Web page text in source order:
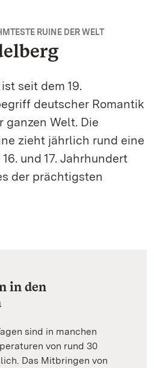
RUINE DER WELT
seit dem 19.
deutscher Romantik
ganzen Welt. Die
zieht jährlich rund eine
und 17. Jahrhundert
der prächtigsten
in den
sind in manchen
von rund 30
Das Mitbringen von